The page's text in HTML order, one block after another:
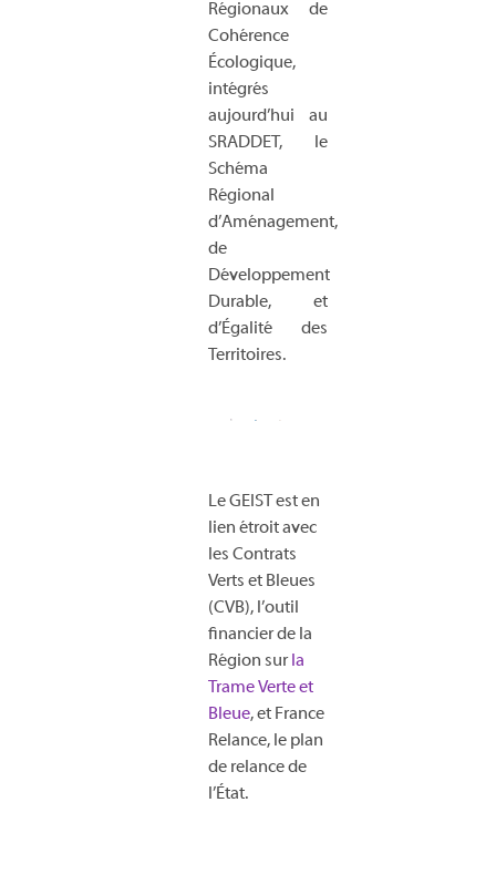
Régionaux de
Cohérence
Écologique,
intégrés
aujourd’hui au
SRADDET, le
Schéma
Régional
d’Aménagement,
de
Développement
Durable, et
d’Égalité des
Territoires.
Le GEIST est en
lien étroit avec
les Contrats
Verts et Bleues
(CVB), l’outil
financier de la
Région surla
Trame Verte et
Bleue, et France
Relance, le plan
de relance de
l’État.